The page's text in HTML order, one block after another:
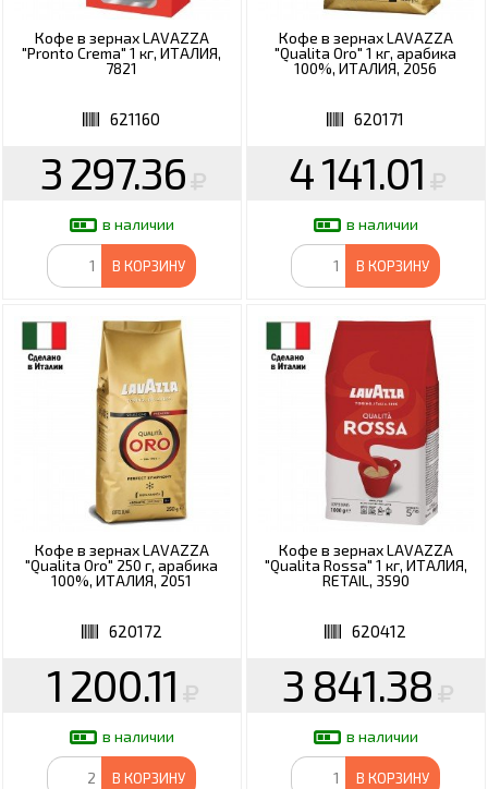
Кофе в зернах LAVAZZA
"Pronto Crema" 1 кг, ИТАЛИЯ,
7821
621160
3 297.36
в наличии
В КОРЗИНУ
Кофе в зернах LAVAZZA
"Qualita Oro" 1 кг, арабика
100%, ИТАЛИЯ, 2056
620171
4 141.01
в наличии
В КОРЗИНУ
Кофе в зернах LAVAZZA
"Qualita Oro" 250 г, арабика
100%, ИТАЛИЯ, 2051
620172
1 200.11
в наличии
В КОРЗИНУ
Кофе в зернах LAVAZZA
"Qualita Rossa" 1 кг, ИТАЛИЯ,
RETAIL, 3590
620412
3 841.38
в наличии
В КОРЗИНУ